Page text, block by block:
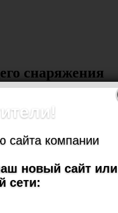
снаряжения
сайта компании
новый сайт или
сети: